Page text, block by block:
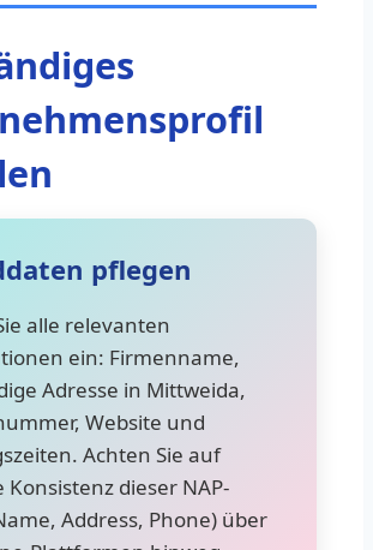
pflegen
alle relevanten
ein: Firmenname,
Adresse in Mittweida,
Website und
Achten Sie auf
Konsistenz dieser NAP-
Address, Phone) über